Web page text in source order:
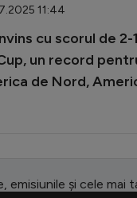
11:44
cu scorul de
un record
de Nord,
emisiunile și cele mai